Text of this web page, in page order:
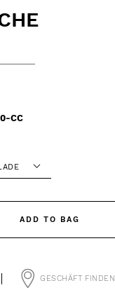
CC
ADD TO BAG
GESCHÄFT FINDEN